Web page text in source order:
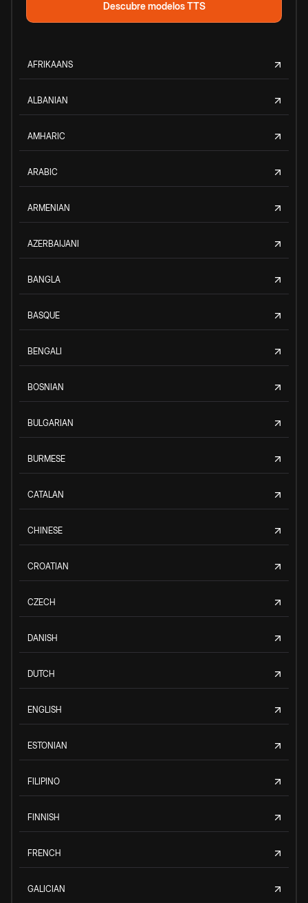
Descubre modelos TTS
AFRIKAANS
ALBANIAN
AMHARIC
ARABIC
ARMENIAN
AZERBAIJANI
BANGLA
BASQUE
BENGALI
BOSNIAN
BULGARIAN
BURMESE
CATALAN
CHINESE
CROATIAN
CZECH
DANISH
DUTCH
ENGLISH
ESTONIAN
FILIPINO
FINNISH
FRENCH
GALICIAN